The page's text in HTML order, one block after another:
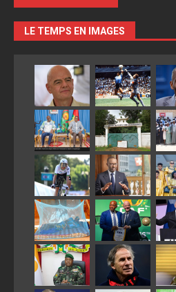
LE TEMPS EN IMAGES